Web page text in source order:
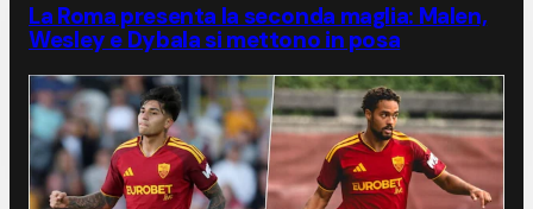
La Roma presenta la seconda maglia: Malen,
Wesley e Dybala si mettono in posa